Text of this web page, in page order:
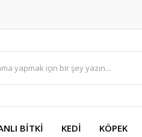
BİTKİ KEDİ KÖPEK